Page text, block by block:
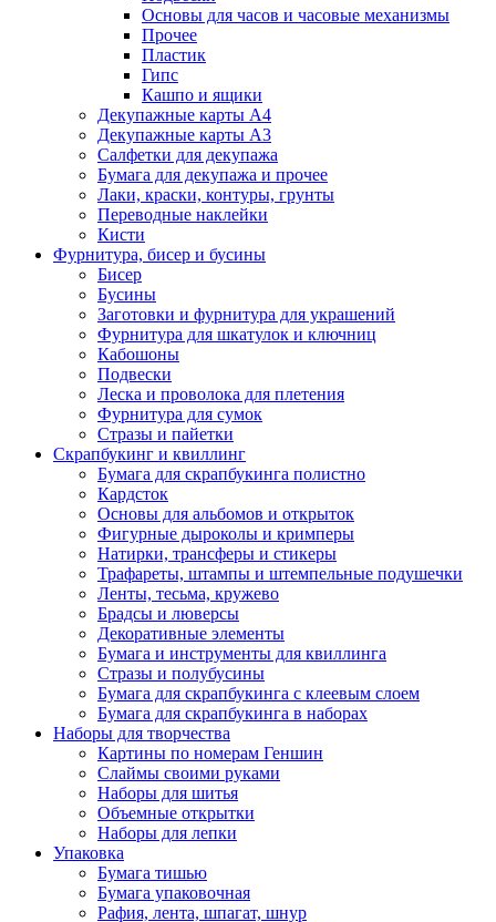
Основы для часов и часовые механизмы
Прочее
Пластик
Гипс
Кашпо и ящики
Декупажные карты А4
Декупажные карты А3
Салфетки для декупажа
Бумага для декупажа и прочее
Лаки, краски, контуры, грунты
Переводные наклейки
Кисти
Фурнитура, бисер и бусины
Бисер
Бусины
Заготовки и фурнитура для украшений
Фурнитура для шкатулок и ключниц
Кабошоны
Подвески
Леска и проволока для плетения
Фурнитура для сумок
Стразы и пайетки
Скрапбукинг и квиллинг
Бумага для скрапбукинга полистно
Кардсток
Основы для альбомов и открыток
Фигурные дыроколы и кримперы
Натирки, трансферы и стикеры
Трафареты, штампы и штемпельные подушечки
Ленты, тесьма, кружево
Брадсы и люверсы
Декоративные элементы
Бумага и инструменты для квиллинга
Стразы и полубусины
Бумага для скрапбукинга с клеевым слоем
Бумага для скрапбукинга в наборах
Наборы для творчества
Картины по номерам Геншин
Слаймы своими руками
Наборы для шитья
Объемные открытки
Наборы для лепки
Упаковка
Бумага тишью
Бумага упаковочная
Рафия, лента, шпагат, шнур